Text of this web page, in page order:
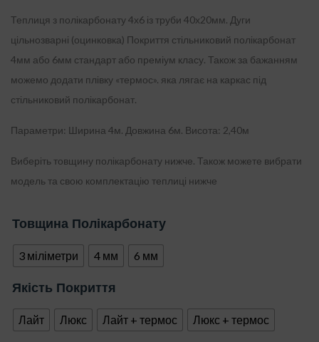
покупців
Теплиця з полікарбонату 4х6 із труби 40х20мм. Дуги
цільнозварні (оцинковка) Покриття стільниковий полікарбонат
4мм або 6мм стандарт або преміум класу. Також за бажанням
можемо додати плівку «термос». яка лягає на каркас під
стільниковий полікарбонат.
Параметри: Ширина 4м. Довжина 6м. Висота: 2,40м
Виберіть товщину полікарбонату нижче. Також можете вибрати
модель та свою комплектацію теплиці нижче
Товщина Полікарбонату
3 міліметри 4 мм 6 мм
Якість Покриття
Лайт Люкс Лайт + термос Люкс + термос